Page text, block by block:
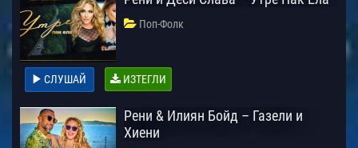
Поп-Фолк
СЛУШАЙ ИЗТЕГЛИ
Рени & Илиян Бойд – Газели и
Хиени